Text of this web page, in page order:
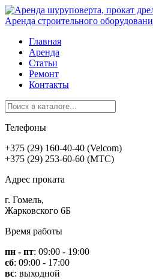
Аренда строительного оборудовани
Главная
Аренда
Статьи
Ремонт
Контакты
Телефоны
+375 (29) 160-40-40 (Velcom)
+375 (29) 253-60-60 (MTC)
Адрес проката
г. Гомель,
Жарковского 6Б
Время работы
пн - пт: 09:00 - 19:00
сб: 09:00 - 17:00
вс: выходной